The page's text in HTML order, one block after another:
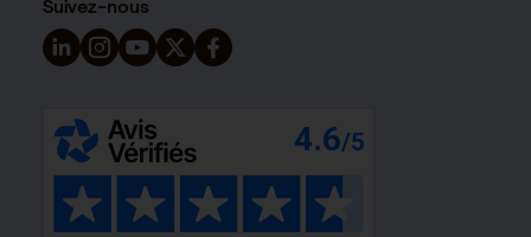
Suivez-nous
Suivez-nous sur LinkedIn - Nouvelle fenêtre
Suivez-nous sur Instagram - Nouvelle fenêtre
Suivez-nous sur YouTube - Nouvelle fenêtre
Suivez-nous sur X - Nouvelle fenêtre
Suivez-nous sur Facebook - Nouvelle